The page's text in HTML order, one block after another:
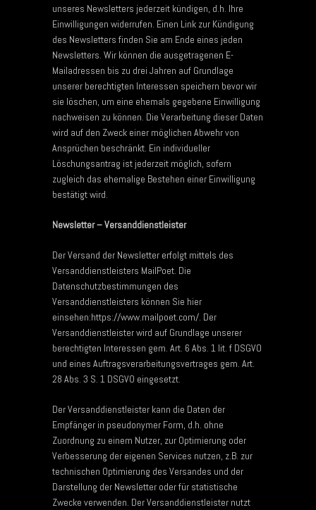
unseres Newsletters jederzeit kündigen, d.h. Ihre
Einwilligungen widerrufen. Einen Link zur Kündigung
des Newsletters finden Sie am Ende eines jeden
Newsletters. Wir können die ausgetragenen E-
Mailadressen bis zu drei Jahren auf Grundlage
unserer berechtigten Interessen speichern bevor wir
sie löschen, um eine ehemals gegebene Einwilligung
nachweisen zu können. Die Verarbeitung dieser Daten
wird auf den Zweck einer möglichen Abwehr von
Ansprüchen beschränkt. Ein individueller
Löschungsantrag ist jederzeit möglich, sofern
zugleich das ehemalige Bestehen einer Einwilligung
bestätigt wird.
Newsletter – Versanddienstleister
Der Versand der Newsletter erfolgt mittels des
Versanddienstleisters MailPoet. Die
Datenschutzbestimmungen des
Versanddienstleisters können Sie hier
einsehen:https://www.mailpoet.com/. Der
Versanddienstleister wird auf Grundlage unserer
berechtigten Interessen gem. Art. 6 Abs. 1 lit. f DSGVO
und eines Auftragsverarbeitungsvertrages gem. Art.
28 Abs. 3 S. 1 DSGVO eingesetzt.
Der Versanddienstleister kann die Daten der
Empfänger in pseudonymer Form, d.h. ohne
Zuordnung zu einem Nutzer, zur Optimierung oder
Verbesserung der eigenen Services nutzen, z.B. zur
technischen Optimierung des Versandes und der
Darstellung der Newsletter oder für statistische
Zwecke verwenden. Der Versanddienstleister nutzt